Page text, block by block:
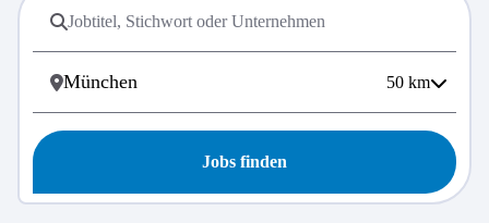
50 km
Jobs finden